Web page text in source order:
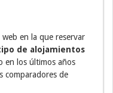
en la que reservar
de alojamientos
en los últimos años
comparadores de